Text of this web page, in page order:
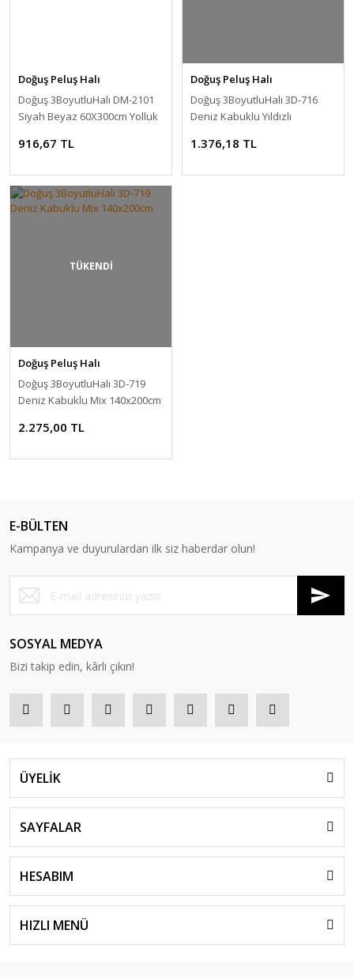
Doğuş Peluş Halı
Doğuş 3BoyutluHalı DM-2101
Siyah Beyaz 60X300cm Yolluk
916,67 TL
Doğuş Peluş Halı
Doğuş 3BoyutluHalı 3D-716
Deniz Kabuklu Yıldızlı
1.376,18 TL
TÜKENDİ
Doğuş Peluş Halı
Doğuş 3BoyutluHalı 3D-719
Deniz Kabuklu Mix 140x200cm
2.275,00 TL
E-BÜLTEN
Kampanya ve duyurulardan ilk siz haberdar olun!
SOSYAL MEDYA
Bizi takip edin, kârlı çıkın!
ÜYELİK
SAYFALAR
HESABIM
HIZLI MENÜ